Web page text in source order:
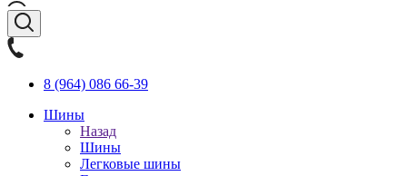
8 (964) 086 66-39
Шины
Назад
Шины
Легковые шины